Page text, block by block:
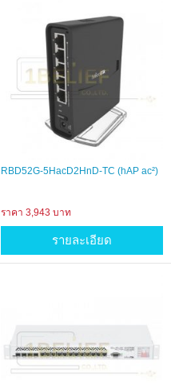
RBD52G-5HacD2HnD-TC (hAP ac²)
ราคา 3,943 บาท
รายละเอียด